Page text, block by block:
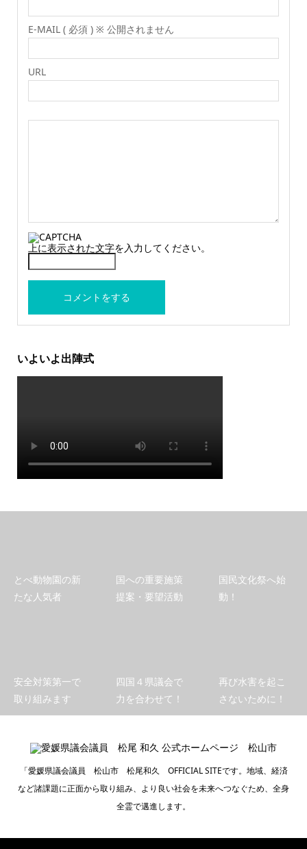
E-MAIL ( 必須 ) ※ 公開されません
URL
上に表示された文字を入力してください。
いよいよ出陣式
とべ動物園の新
たな人気者
国への重要施策
提案・要望活動
国民文化祭へ始
動！
安全対策第一で
取り組みます
四国４県議会で
力を合わせて！
再び水害を起こ
さないために！
「愛媛県議会議員 松山市 松尾和久 OFFICIAL SITEです。地域、経済
など諸課題に正面から取り組み、より良い社会を未来へつなぐため、全身
全霊で邁進します。